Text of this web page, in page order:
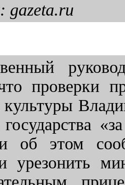
gazeta.ru
что проверки
об этом
урезонить